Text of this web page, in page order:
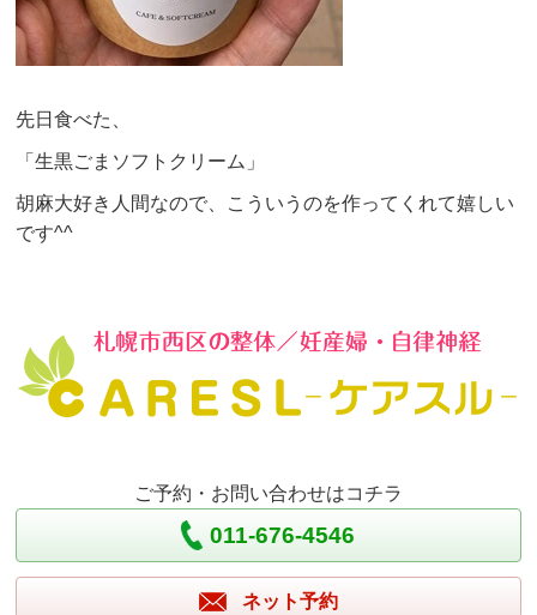
先日食べた、
「生黒ごまソフトクリーム」
胡麻大好き人間なので、こういうのを作ってくれて嬉しい
です^^
ご予約・お問い合わせはコチラ
011-676-4546
ネット予約